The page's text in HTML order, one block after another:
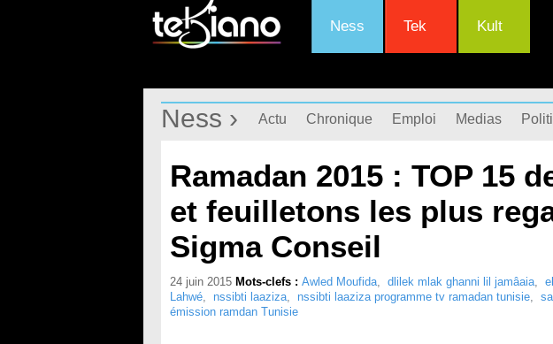
Ness Tek Kult
Ness › Actu Chronique Emploi Medias
Ramadan 2015 : TOP 15
et feuilletons les plus
Sigma Conseil
24 juin 2015 Mots-clefs : Awled Moufida, dlilek mlak ghanni lil jamâaia,
Lahwé, nssibti laaziza, nssibti laaziza programme tv ramadan tunisie,
émission ramdan Tunisie